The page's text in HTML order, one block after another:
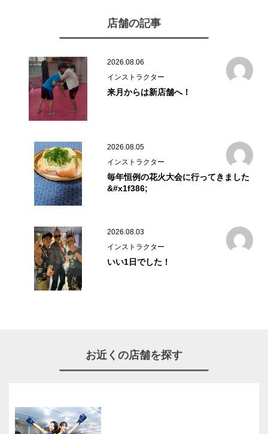
店舗の記事
2026.08.06
インストラクター
来月からは新店舗へ！
2026.08.05
インストラクター
毎年恒例の花火大会に行ってきました
&#x1f386;
2026.08.03
インストラクター
いい1日でした！
お近くの店舗を探す